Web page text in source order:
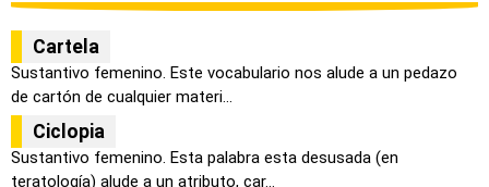
Cartela
Sustantivo femenino. Este vocabulario nos alude a un pedazo
de cartón de cualquier materi...
Ciclopia
Sustantivo femenino. Esta palabra esta desusada (en
teratología) alude a un atributo, car...